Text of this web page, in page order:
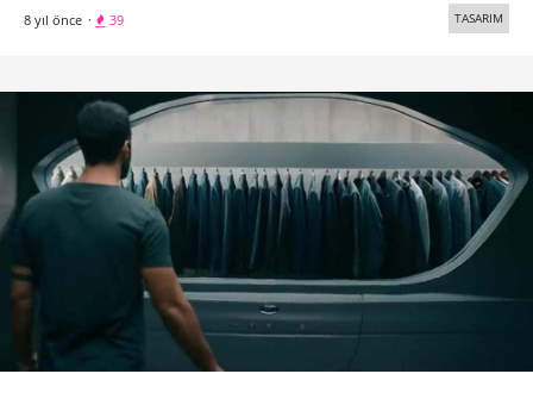
8 yıl önce · 39 TASARIM